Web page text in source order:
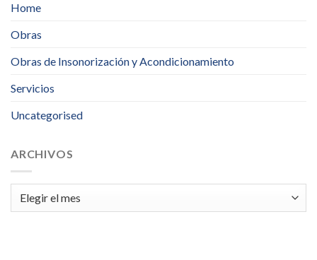
Home
Obras
Obras de Insonorización y Acondicionamiento
Servicios
Uncategorised
ARCHIVOS